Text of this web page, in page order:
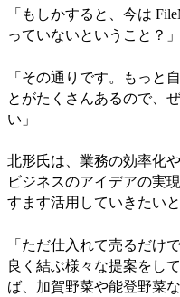
「もしかすると、今は
っていないということ？」
「その通りです。もっと
とがたくさんあるので、
い」
北形氏は、業務の効率化
ビジネスのアイデアの実
すます活用していきたい
「ただ仕入れて売るだけ
良く結ぶ様々な提案をし
ば、加賀野菜や能登野菜